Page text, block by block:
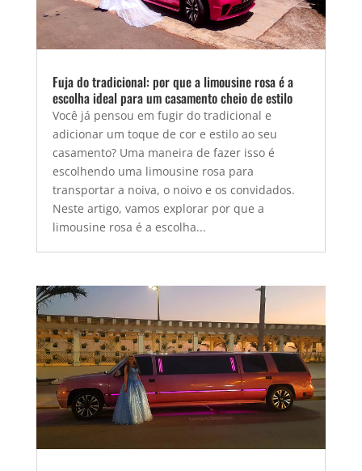
Fuja do tradicional: por que a limousine rosa é a
escolha ideal para um casamento cheio de estilo
Você já pensou em fugir do tradicional e
adicionar um toque de cor e estilo ao seu
casamento? Uma maneira de fazer isso é
escolhendo uma limousine rosa para
transportar a noiva, o noivo e os convidados.
Neste artigo, vamos explorar por que a
limousine rosa é a escolha...